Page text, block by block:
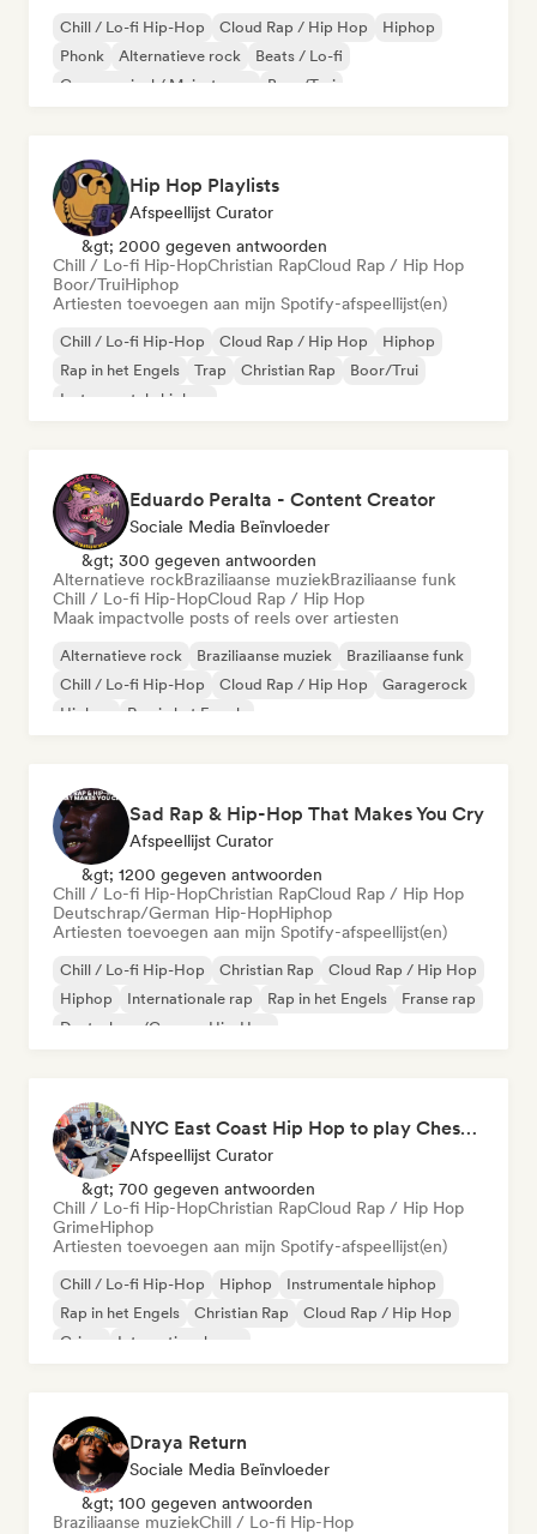
Chill / Lo-fi Hip-Hop Cloud Rap / Hip Hop
Hiphop
Phonk
Alternatieve rock
Beats / Lo-fi
Commercieel / Mainstream
Boor/Trui
Hip Hop Playlists
Afspeellijst Curator
&gt; 2000 gegeven antwoorden
Chill / Lo-fi Hip-HopChristian RapCloud Rap / Hip Hop
Boor/TruiHiphop
Artiesten toevoegen aan mijn Spotify-afspeellijst(en)
Chill / Lo-fi Hip-Hop Cloud Rap / Hip Hop
Hiphop
Rap in het Engels
Trap Christian Rap
Boor/Trui
Instrumentale hiphop
Eduardo Peralta - Content Creator
Sociale Media Beïnvloeder
&gt; 300 gegeven antwoorden
Alternatieve rockBraziliaanse muziekBraziliaanse funk
Chill / Lo-fi Hip-HopCloud Rap / Hip Hop
Maak impactvolle posts of reels over artiesten
Alternatieve rock Braziliaanse muziek
Braziliaanse funk
Chill / Lo-fi Hip-Hop
Cloud Rap / Hip Hop
Garagerock
Hiphop
Rap in het Engels
Sad Rap & Hip-Hop That Makes You Cry
Afspeellijst Curator
&gt; 1200 gegeven antwoorden
Chill / Lo-fi Hip-HopChristian RapCloud Rap / Hip Hop
Deutschrap/German Hip-HopHiphop
Artiesten toevoegen aan mijn Spotify-afspeellijst(en)
Chill / Lo-fi Hip-Hop Christian Rap
Cloud Rap / Hip Hop
Hiphop
Internationale rap Rap in het Engels
Franse rap
Deutschrap/German Hip-Hop
NYC East Coast Hip Hop to play Chess to - Best BoomBap / Conscious Rap 2026 (Independent Rap Only)
Afspeellijst Curator
&gt; 700 gegeven antwoorden
Chill / Lo-fi Hip-HopChristian RapCloud Rap / Hip Hop
GrimeHiphop
Artiesten toevoegen aan mijn Spotify-afspeellijst(en)
Chill / Lo-fi Hip-Hop Hiphop
Instrumentale hiphop
Rap in het Engels
Christian Rap
Cloud Rap / Hip Hop
Grime
Internationale rap
Draya Return
Sociale Media Beïnvloeder
&gt; 100 gegeven antwoorden
Braziliaanse muziekChill / Lo-fi Hip-Hop